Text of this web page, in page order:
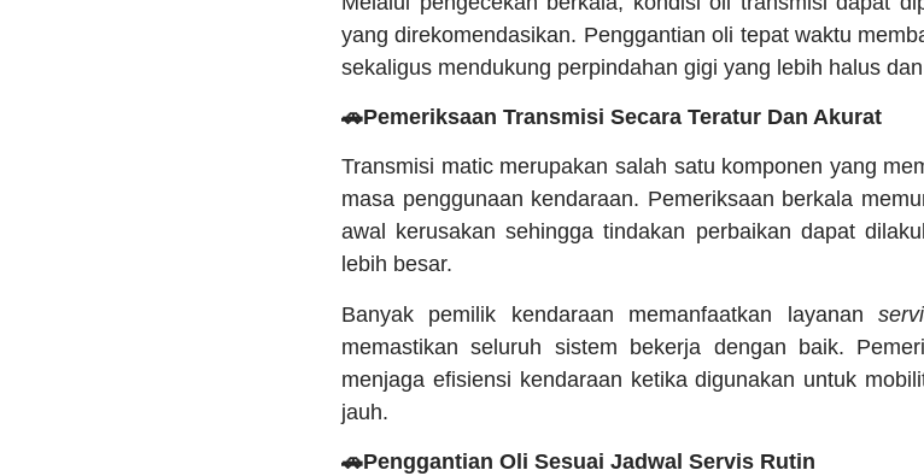
yang direkomendasikan. Penggantian oli tepat waktu
sekaligus mendukung perpindahan gigi yang lebih halus
🚗Pemeriksaan Transmisi Secara Teratur Dan Akurat
Transmisi matic merupakan salah satu komponen yang
masa penggunaan kendaraan. Pemeriksaan berkala
awal kerusakan sehingga tindakan perbaikan dapat
lebih besar.
Banyak pemilik kendaraan memanfaatkan layanan
memastikan seluruh sistem bekerja dengan baik.
menjaga efisiensi kendaraan ketika digunakan untuk
jauh.
🚗Penggantian Oli Sesuai Jadwal Servis Rutin